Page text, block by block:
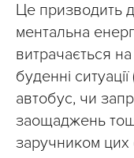
Це призводить
ментальна
витрачається
буденні
автобус, чи
заощаджень
заручником цих